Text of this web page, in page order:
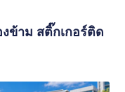
ข้าม สติ๊กเกอร์ติด